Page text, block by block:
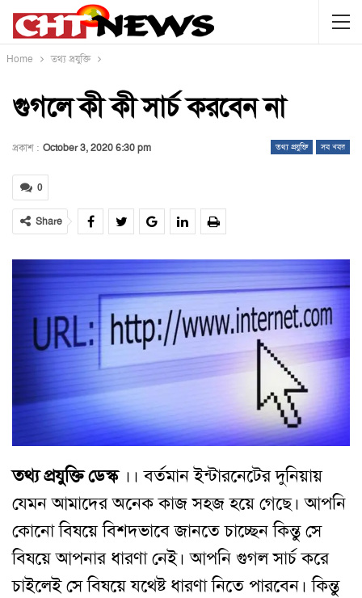
Home তথ্য প্রযুক্তি
গুগলে কী কী সার্চ করবেন না
তথ্য প্রযুক্তি সব খবর
প্রকাশ : October 3, 2020 6:30 pm
0
Share
তথ্য প্রযুক্তি ডেস্ক ।। বর্তমান ইন্টারনেটের দুনিয়ায়
যেমন আমাদের অনেক কাজ সহজ হয়ে গেছে। আপনি
কোনো বিষয়ে বিশদভাবে জানতে চাচ্ছেন কিন্তু সে
বিষয়ে আপনার ধারণা নেই। আপনি গুগল সার্চ করে
চাইলেই সে বিষয়ে যথেষ্ট ধারণা নিতে পারবেন। কিন্তু